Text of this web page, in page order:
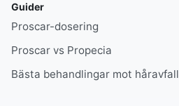
Guider
Proscar-dosering
Proscar vs Propecia
Bästa behandlingar mot håravfall